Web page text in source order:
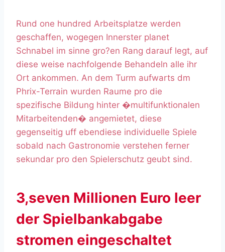
Rund one hundred Arbeitsplatze werden
geschaffen, wogegen Innerster planet
Schnabel im sinne gro?en Rang darauf legt, auf
diese weise nachfolgende Behandeln alle ihr
Ort ankommen. An dem Turm aufwarts dm
Phrix-Terrain wurden Raume pro die
spezifische Bildung hinter �multifunktionalen
Mitarbeitenden� angemietet, diese
gegenseitig uff ebendiese individuelle Spiele
sobald nach Gastronomie verstehen ferner
sekundar pro den Spielerschutz geubt sind.
3,seven Millionen Euro leer
der Spielbankabgabe
stromen eingeschaltet